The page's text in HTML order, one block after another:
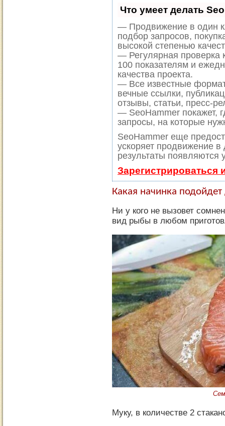
Что умеет делать
— Продвижение в один
подбор запросов,
высокой степенью
— Регулярная проверка
100 показателям и
качества проекта.
— Все известные
вечные ссылки,
отзывы, статьи, пресс-
— SeoHammer покажет,
запросы, на которые
SeoHammer еще
ускоряет продвижение
результаты появляются
Зарегистрироваться
Какая начинка
Ни у кого не вызовет
вид рыбы в любом
Муку, в количестве 2